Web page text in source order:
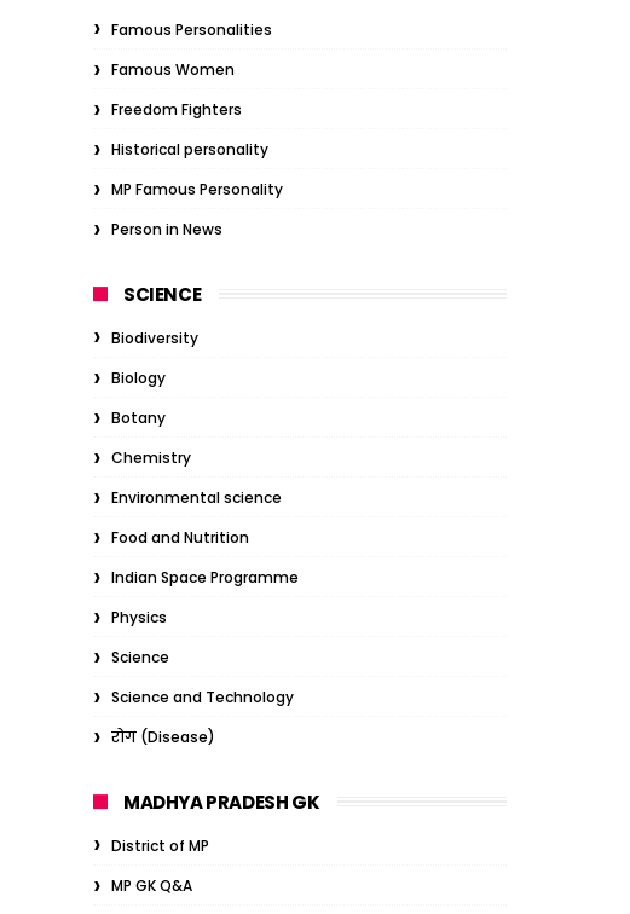
Famous Personalities
Famous Women
Freedom Fighters
Historical personality
MP Famous Personality
Person in News
SCIENCE
Biodiversity
Biology
Botany
Chemistry
Environmental science
Food and Nutrition
Indian Space Programme
Physics
Science
Science and Technology
रोग (Disease)
MADHYA PRADESH GK
District of MP
MP GK Q&A